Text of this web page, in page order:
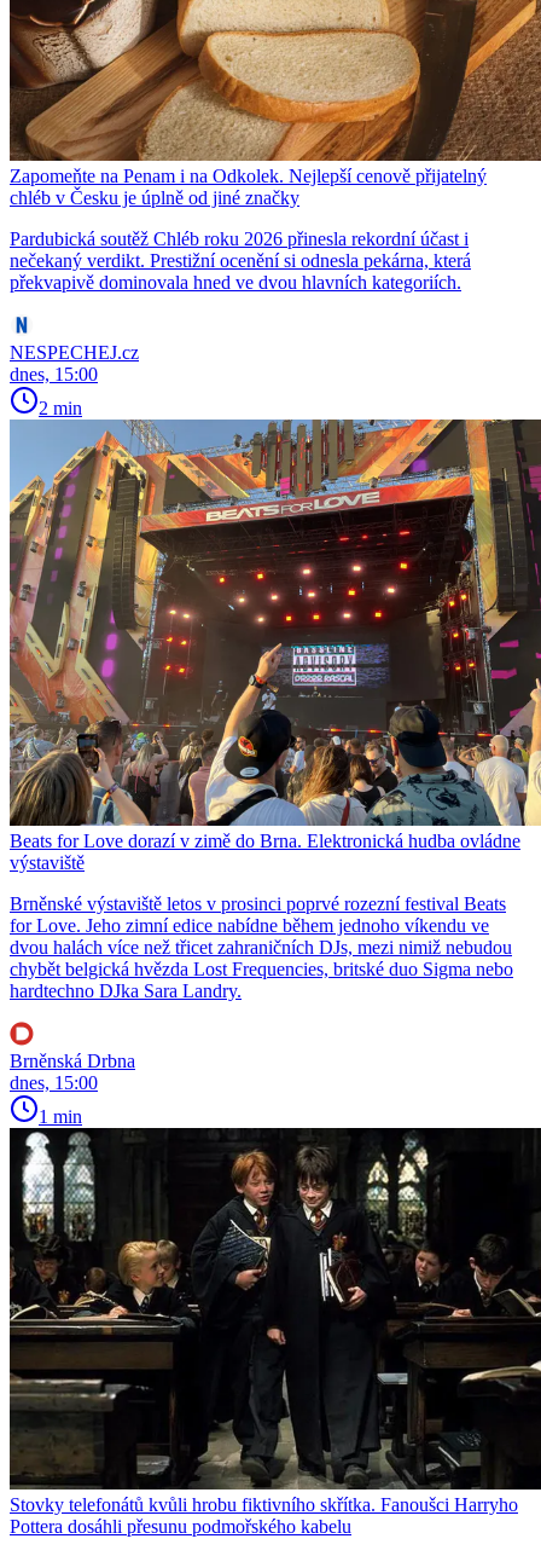
Zapomeňte na Penam i na Odkolek. Nejlepší cenově přijatelný
chléb v Česku je úplně od jiné značky
Pardubická soutěž Chléb roku 2026 přinesla rekordní účast i
nečekaný verdikt. Prestižní ocenění si odnesla pekárna, která
překvapivě dominovala hned ve dvou hlavních kategoriích.
NESPECHEJ.cz
dnes, 15:00
2 min
Beats for Love dorazí v zimě do Brna. Elektronická hudba ovládne
výstaviště
Brněnské výstaviště letos v prosinci poprvé rozezní festival Beats
for Love. Jeho zimní edice nabídne během jednoho víkendu ve
dvou halách více než třicet zahraničních DJs, mezi nimiž nebudou
chybět belgická hvězda Lost Frequencies, britské duo Sigma nebo
hardtechno DJka Sara Landry.
Brněnská Drbna
dnes, 15:00
1 min
Stovky telefonátů kvůli hrobu fiktivního skřítka. Fanoušci Harryho
Pottera dosáhli přesunu podmořského kabelu